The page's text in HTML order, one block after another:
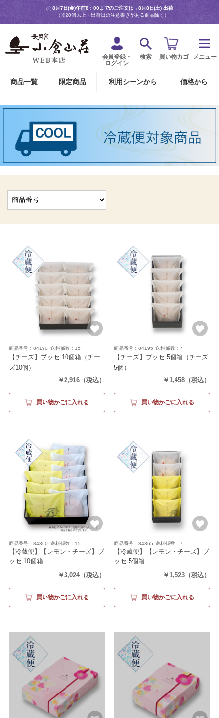
8月7日(金)午前8：00までのご注文は→8月8日(土) 出荷
（※20個以上・出荷日の注意書きがある商品除く）
会員登録・
ログイン
検索 買い物カゴ メニュー
商品一覧 限定商品 利用シーンから 価格から
商品番号：84190 送料係数：15
【チーズ】ブッセ 10個箱（チー
ズ10個）
￥2,916 （税込）
買い物かごに入れる
商品番号：84195 送料係数：7
【チーズ】ブッセ 5個箱（チーズ
5個）
￥1,458 （税込）
買い物かごに入れる
商品番号：84360 送料係数：15
【冷蔵便】【レモン・チーズ】ブ
ッセ 10個箱
（レモン5個・チーズ5個）
￥3,024（税込）
買い物かごに入れる
商品番号：84365 送料係数：7
【冷蔵便】【レモン・チーズ】ブ
ッセ 5個箱
（レモン3個・チーズ2個）
￥1,523 （税込）
買い物かごに入れる